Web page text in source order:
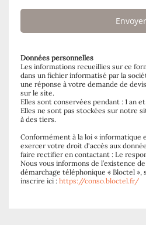
Envoyer
Données personnelles
Les informations recueillies sur ce
dans un fichier informatisé par la
une réponse à votre demande de
sur le site.
Elles sont conservées pendant : 1 an
Elles ne sont pas stockées sur notre
à des tiers.
Conformément à la loi « informatique
exercer votre droit d'accès aux
faire rectifier en contactant : Le
Nous vous informons de l’existence
démarchage téléphonique « Bloctel »,
inscrire ici : https://conso.bloctel.fr/